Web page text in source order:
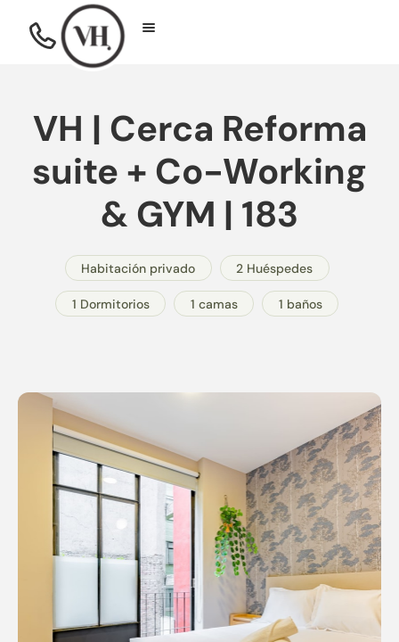
VH | Cerca Reforma
suite + Co-Working
& GYM | 183
Habitación privado 2 Huéspedes
1 Dormitorios 1 camas 1 baños